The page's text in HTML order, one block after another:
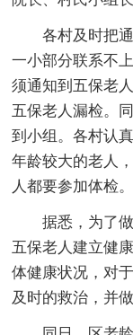
各村及时把
一小部分联系不
须通知到五保老
五保老人漏检。
到小组。各村认
年龄较大的老人
人都要参加体检。
据悉，为了
五保老人建立健
体健康状况，对
及时的救治，并